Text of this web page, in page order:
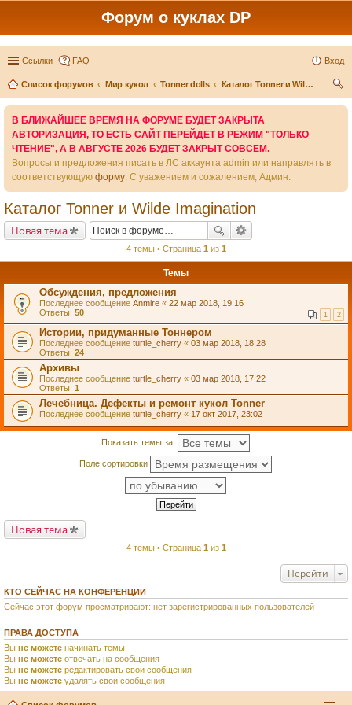
Форум о куклах DP
Ссылки FAQ Вход
Список форумов Мир кукол Tonner dolls
Каталог Tonner и Wilde Imagination
В БЛИЖАЙШЕЕ ВРЕМЯ НА ФОРУМЕ БУДЕТ ЗАКРЫТА
АВТОРИЗАЦИЯ, ТО ЕСТЬ САЙТ ПЕРЕЙДЕТ В РЕЖИМ "ТОЛЬКО
ЧТЕНИЕ", А В АВГУСТЕ 2026 БУДЕТ ЗАКРЫТ СОВСЕМ.
Вопросы и предложения писать в ЛС аккаунта admin или направлять в
соответствующую форму. С уважением и сожалением, Админ.
Каталог Tonner и Wilde Imagination
Новая тема
4 темы • Страница 1 из 1
Темы
Обсуждения, предложения
Последнее сообщение Anmire « 22 мар 2018, 19:16
Ответы: 50 1 2
Истории, придуманные Тоннером
Последнее сообщение turtle_cherry « 03 мар 2018, 18:28
Ответы: 24
Архивы
Последнее сообщение turtle_cherry « 03 мар 2018, 17:22
Ответы: 1
Лечебница. Дефекты и ремонт кукол Tonner
Последнее сообщение turtle_cherry « 17 окт 2017, 23:02
Показать темы за:
Поле сортировки
Новая тема
4 темы • Страница 1 из 1
Перейти
КТО СЕЙЧАС НА КОНФЕРЕНЦИИ
Сейчас этот форум просматривают: нет зарегистрированных пользователей
ПРАВА ДОСТУПА
Вы не можете начинать темы
Вы не можете отвечать на сообщения
Вы не можете редактировать свои сообщения
Вы не можете удалять свои сообщения